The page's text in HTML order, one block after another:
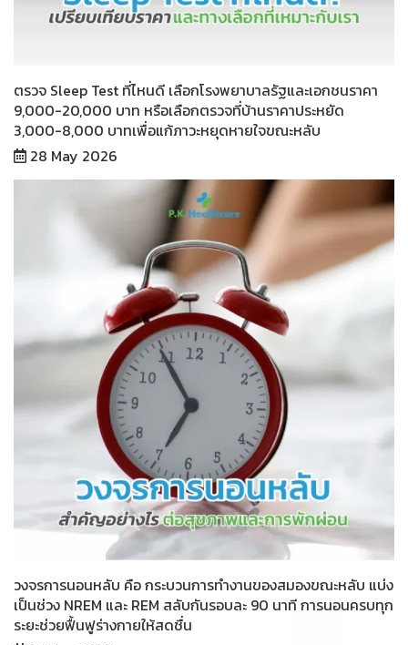
ตรวจ Sleep Test ที่ไหนดี เลือกโรงพยาบาลรัฐและเอกชนราคา
9,000-20,000 บาท หรือเลือกตรวจที่บ้านราคาประหยัด
3,000-8,000 บาทเพื่อแก้ภาวะหยุดหายใจขณะหลับ
28 May 2026
วงจรการนอนหลับ คือ กระบวนการทำงานของสมองขณะหลับ แบ่ง
เป็นช่วง NREM และ REM สลับกันรอบละ 90 นาที การนอนครบทุก
ระยะช่วยฟื้นฟูร่างกายให้สดชื่น